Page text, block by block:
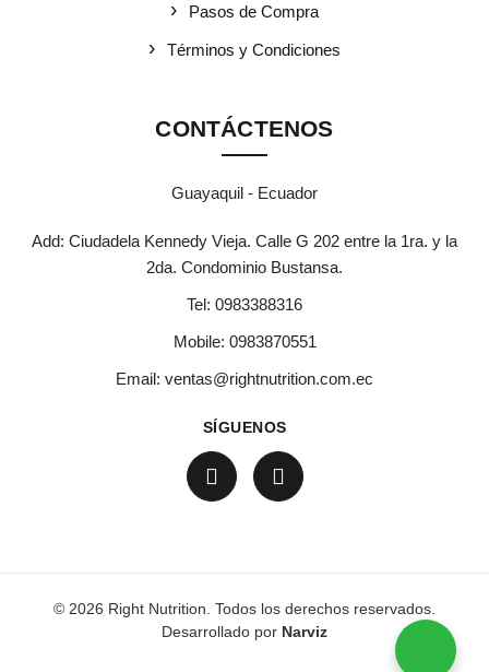
Pasos de Compra
Términos y Condiciones
CONTÁCTENOS
Guayaquil - Ecuador
Add: Ciudadela Kennedy Vieja. Calle G 202 entre la 1ra. y la
2da. Condominio Bustansa.
Tel: 0983388316
Mobile: 0983870551
Email: ventas@rightnutrition.com.ec
SÍGUENOS
© 2026 Right Nutrition. Todos los derechos reservados.
Desarrollado por Narviz